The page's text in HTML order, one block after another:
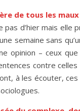
de tous les maux
d’hier mais elle
semaine sans
opinion – ceux
contre
à les écouter,